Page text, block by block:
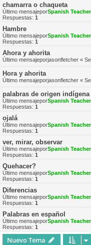
chamarra o chaqueta
Último mensajeporSpanish Teacher
Respuestas: 1
Hambre
Último mensajeporSpanish Teacher
Respuestas: 1
Ahora y ahorita
Último mensajeporjasonfletcher «
Hora y ahorita
Último mensajeporjasonfletcher «
palabras de origen indígena
Último mensajeporSpanish Teacher
Respuestas: 1
ojalá
Último mensajeporSpanish Teacher
Respuestas: 1
ver, mirar, observar
Último mensajeporSpanish Teacher
Respuestas: 1
Quehacer?
Último mensajeporSpanish Teacher
Respuestas: 1
Diferencias
Último mensajeporSpanish Teacher
Respuestas: 1
Palabras en español
Último mensajeporSpanish Teacher
Respuestas: 1
Nuevo Tema